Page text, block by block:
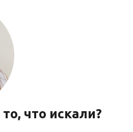
что искали?